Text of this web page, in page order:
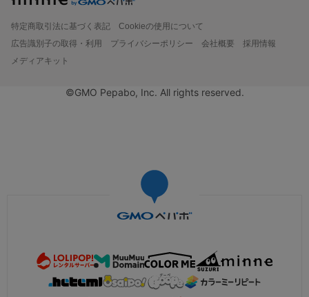
特定商取引法に基づく表記
Cookieの使用について
広告識別子の取得・利用
プライバシーポリシー 会社概要
採用情報
メディアキット
©GMO Pepabo, Inc. All rights reserved.